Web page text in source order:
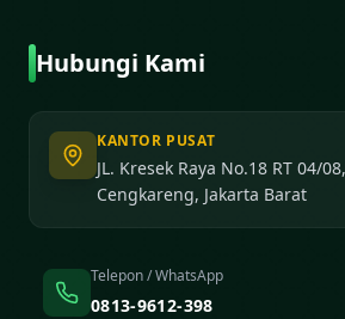
Hubungi Kami
KANTOR PUSAT
JL. Kresek Raya No.18 RT 04/
Cengkareng, Jakarta Barat
Telepon / WhatsApp
0813-9612-398